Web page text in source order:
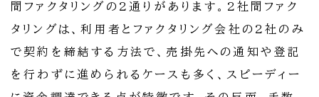
間ファクタリングの2通りがあります。2社間ファク
タリングは、利用者とファクタリング会社の2社のみ
で契約を締結する方法で、売掛先への通知や登記
を行わずに進められるケースも多く、スピーディー